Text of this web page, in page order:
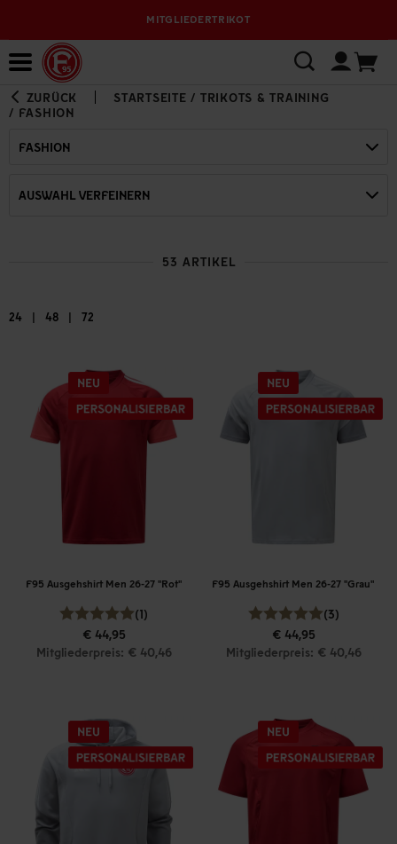
MITGLIEDERTRIKOT
ZURÜCK STARTSEITE / TRIKOTS & TRAINING
/ FASHION
FASHION
AUSWAHL VERFEINERN
53 ARTIKEL
24 | 48 | 72
F95 Ausgehshirt Men 26-27 "Rot"
(1)
€ 44,95
Mitgliederpreis: € 40,46
F95 Ausgehshirt Men 26-27 "Grau"
(3)
€ 44,95
Mitgliederpreis: € 40,46